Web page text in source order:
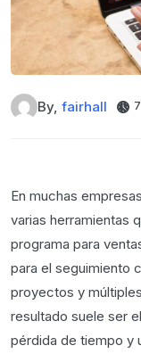
By, fairhall
En muchas
varias herramientas
programa para
para el seguimiento
proyectos y
resultado suele ser
pérdida de tiempo y